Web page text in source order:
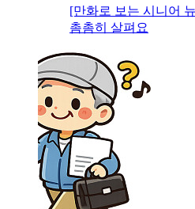
[만화로 보는 시니어
촘촘히 살펴요